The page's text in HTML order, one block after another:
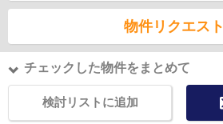
物件リクエスト
チェックした物件をまとめて
検討リストに追加